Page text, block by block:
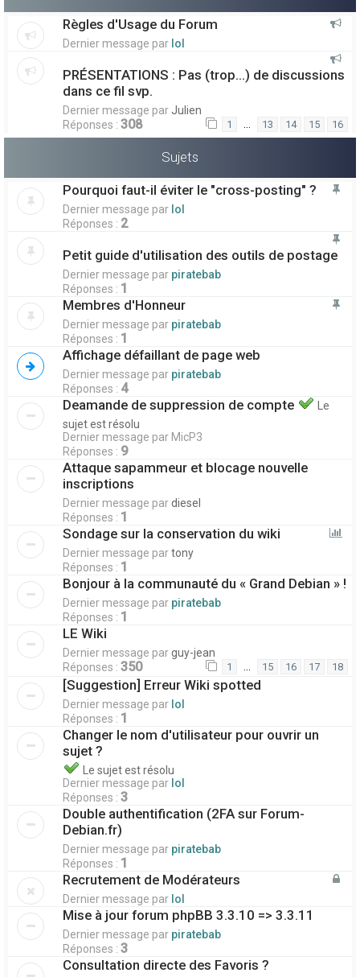
Règles d'Usage du Forum
Dernier message par lol
PRÉSENTATIONS : Pas (trop...) de discussions
dans ce fil svp.
Dernier message par Julien
Réponses : 308 1 … 13 14 15 16
Sujets
Pourquoi faut-il éviter le "cross-posting" ?
Dernier message par lol
Réponses : 2
Petit guide d'utilisation des outils de postage
Dernier message par piratebab
Réponses : 1
Membres d'Honneur
Dernier message par piratebab
Réponses : 1
Affichage défaillant de page web
Dernier message par piratebab
Réponses : 4
Deamande de suppression de compte
Le
sujet est résolu
Dernier message par MicP3
Réponses : 9
Attaque sapammeur et blocage nouvelle
inscriptions
Dernier message pardiesel
Réponses : 1
Sondage sur la conservation du wiki
Dernier message partony
Réponses : 1
Bonjour à la communauté du « Grand Debian » !
Dernier message par piratebab
Réponses : 1
LE Wiki
Dernier message parguy-jean
Réponses : 350 1 … 15 16 17 18
[Suggestion] Erreur Wiki spotted
Dernier message par lol
Réponses : 1
Changer le nom d'utilisateur pour ouvrir un
sujet ?
Le sujet est résolu
Dernier message par lol
Réponses : 3
Double authentification (2FA sur Forum-
Debian.fr)
Dernier message par piratebab
Réponses : 1
Recrutement de Modérateurs
Dernier message par lol
Mise à jour forum phpBB 3.3.10 => 3.3.11
Dernier message par piratebab
Réponses : 3
Consultation directe des Favoris ?